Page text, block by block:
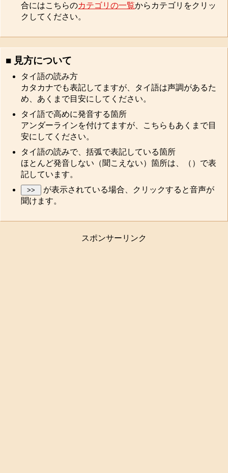
合にはこちらのカテゴリの一覧からカテゴリをクリッ
クしてください。
■ 見方について
タイ語の読み方
カタカナでも表記してますが、タイ語は声調があるた
め、あくまで目安にしてください。
タイ語で高めに発音する箇所
アンダーラインを付けてますが、こちらもあくまで目
安にしてください。
タイ語の読みで、括弧で表記している箇所
ほとんど発音しない（聞こえない）箇所は、（）で表
記しています。
が表示されている場合、クリックすると音声が
聞けます。
スポンサーリンク